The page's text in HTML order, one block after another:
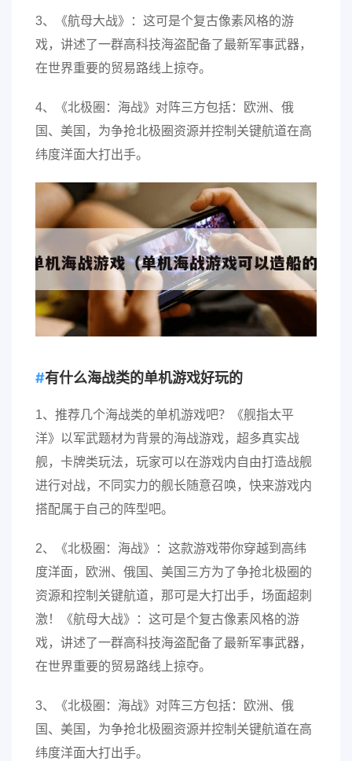
3、《航母大战》：这可是个复古像素风格的游
戏，讲述了一群高科技海盗配备了最新军事武器，
在世界重要的贸易路线上掠夺。
4、《北极圈：海战》对阵三方包括：欧洲、俄
国、美国，为争抢北极圈资源并控制关键航道在高
纬度洋面大打出手。
有什么海战类的单机游戏好玩的
1、推荐几个海战类的单机游戏吧？《舰指太平
洋》以军武题材为背景的海战游戏，超多真实战
舰，卡牌类玩法，玩家可以在游戏内自由打造战舰
进行对战，不同实力的舰长随意召唤，快来游戏内
搭配属于自己的阵型吧。
2、《北极圈：海战》：这款游戏带你穿越到高纬
度洋面，欧洲、俄国、美国三方为了争抢北极圈的
资源和控制关键航道，那可是大打出手，场面超刺
激！《航母大战》：这可是个复古像素风格的游
戏，讲述了一群高科技海盗配备了最新军事武器，
在世界重要的贸易路线上掠夺。
3、《北极圈：海战》对阵三方包括：欧洲、俄
国、美国，为争抢北极圈资源并控制关键航道在高
纬度洋面大打出手。